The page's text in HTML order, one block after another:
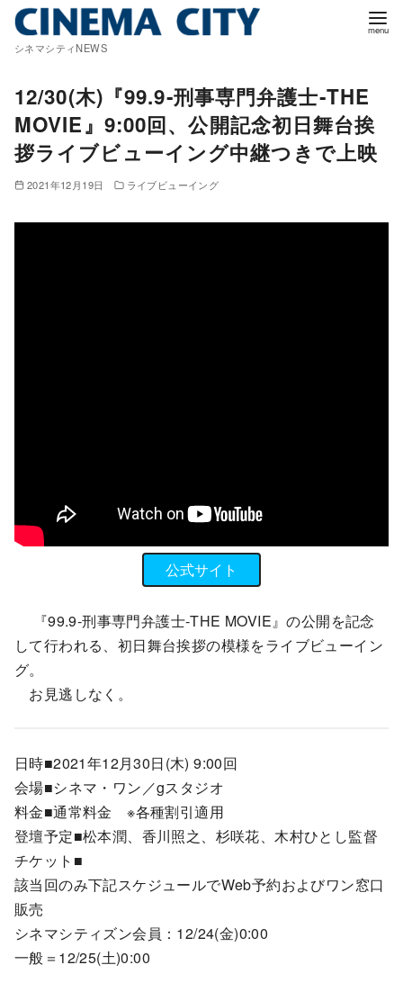
移
シネマシティNEWS
12/30(木)『99.9‐刑事専門弁護士‐THE
MOVIE』9:00回、公開記念初日舞台挨
拶ライブビューイング中継つきで上映
2021年12月19日 ライブビューイング
公式サイト
『99.9‐刑事専門弁護士‐THE MOVIE』の公開を記念
して行われる、初日舞台挨拶の模様をライブビューイン
グ。
お見逃しなく。
日時■2021年12月30日(木) 9:00回
会場■シネマ・ワン／gスタジオ
料金■通常料金 ※各種割引適用
登壇予定■松本潤、香川照之、杉咲花、木村ひとし監督
チケット■
該当回のみ下記スケジュールでWeb予約およびワン窓口
販売
シネマシティズン会員：12/24(金)0:00
一般＝12/25(土)0:00